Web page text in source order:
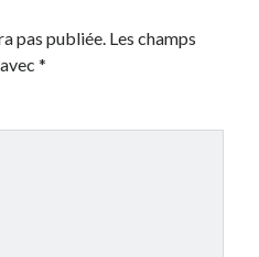
pas publiée. Les champs
*